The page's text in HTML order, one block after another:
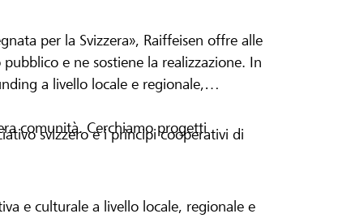
per la Svizzera», Raiffeisen offre alle
e ne sostiene la realizzazione. In
a livello locale e regionale,
comunità. Cerchiamo progetti
svizzero e i principi cooperativi di
e culturale a livello locale, regionale e